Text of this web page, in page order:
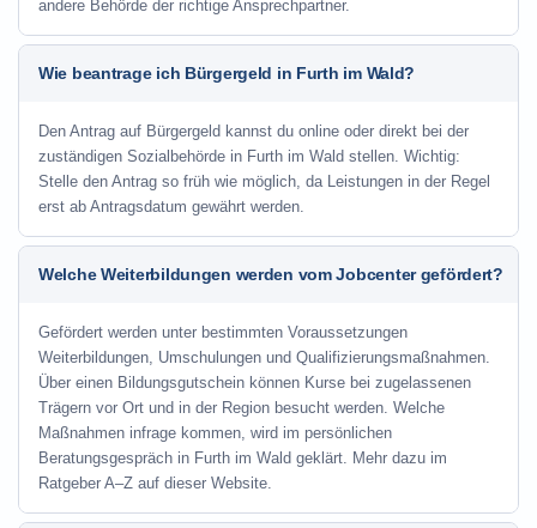
andere Behörde der richtige Ansprechpartner.
Wie beantrage ich Bürgergeld in Furth im Wald?
Den Antrag auf Bürgergeld kannst du online oder direkt bei der
zuständigen Sozialbehörde in Furth im Wald stellen. Wichtig:
Stelle den Antrag so früh wie möglich, da Leistungen in der Regel
erst ab Antragsdatum gewährt werden.
Welche Weiterbildungen werden vom Jobcenter gefördert?
Gefördert werden unter bestimmten Voraussetzungen
Weiterbildungen, Umschulungen und Qualifizierungsmaßnahmen.
Über einen Bildungsgutschein können Kurse bei zugelassenen
Trägern vor Ort und in der Region besucht werden. Welche
Maßnahmen infrage kommen, wird im persönlichen
Beratungsgespräch in Furth im Wald geklärt. Mehr dazu im
Ratgeber A–Z auf dieser Website.